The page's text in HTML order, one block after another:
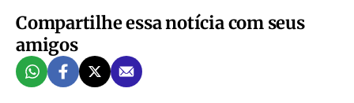
Compartilhe essa notícia com seus
amigos